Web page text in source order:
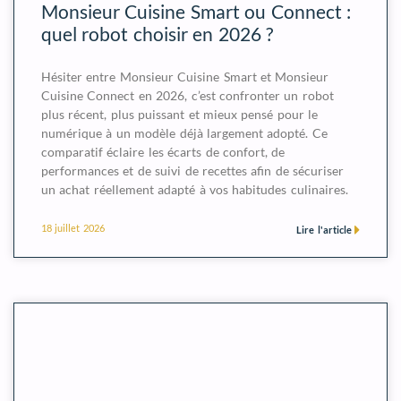
Monsieur Cuisine Smart ou Connect :
quel robot choisir en 2026 ?
Hésiter entre Monsieur Cuisine Smart et Monsieur
Cuisine Connect en 2026, c’est confronter un robot
plus récent, plus puissant et mieux pensé pour le
numérique à un modèle déjà largement adopté. Ce
comparatif éclaire les écarts de confort, de
performances et de suivi de recettes afin de sécuriser
un achat réellement adapté à vos habitudes culinaires.
Lire l'article
18 juillet 2026